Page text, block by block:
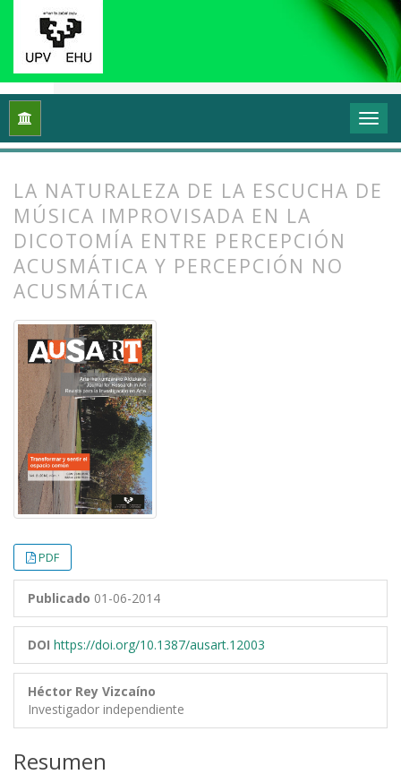
Inicio Vol. 2 Núm. 1 (2014): Transformar y sentir
LA NATURALEZA DE LA ESCUCHA DE
MÚSICA IMPROVISADA EN LA
DICOTOMÍA ENTRE PERCEPCIÓN
ACUSMÁTICA Y PERCEPCIÓN NO
ACUSMÁTICA
PDF
Publicado 01-06-2014
DOI https://doi.org/10.1387/ausart.12003
Héctor Rey Vizcaíno
Investigador independiente
Resumen